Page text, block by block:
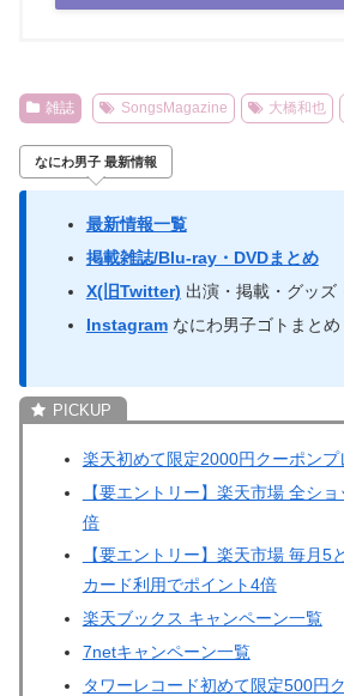
雑誌 SongsMagazine 大橋和也
なにわ男子 最新情報
最新情報一覧
掲載雑誌/Blu-ray・DVDまとめ
X(旧Twitter) 出演・掲載・グッズ
Instagramなにわ男子ゴトまとめ
楽天初めて限定2000円クーポンプ
【要エントリー】楽天市場 全シ
倍
【要エントリー】楽天市場 毎月5
カード利用でポイント4倍
楽天ブックス キャンペーン一覧
7netキャンペーン一覧
タワーレコード初めて限定500円